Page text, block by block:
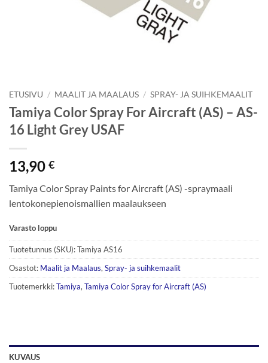
ETUSIVU / MAALIT JA MAALAUS / SPRAY- JA SUIHKEMAALIT
Tamiya Color Spray For Aircraft (AS) – AS-
16 Light Grey USAF
13,90 €
Tamiya Color Spray Paints for Aircraft (AS) -spraymaali
lentokonepienoismallien maalaukseen
Varasto loppu
Tuotetunnus (SKU):Tamiya AS16
Osastot: Maalit ja Maalaus,Spray- ja suihkemaalit
Tuotemerkki:Tamiya,Tamiya Color Spray for Aircraft (AS)
KUVAUS